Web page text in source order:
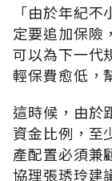
「由於年紀
定要追加保險
可以為下一代
輕保費愈低，
這時候，由於
資金比例，至
產配置必須兼
協理張琇玲建